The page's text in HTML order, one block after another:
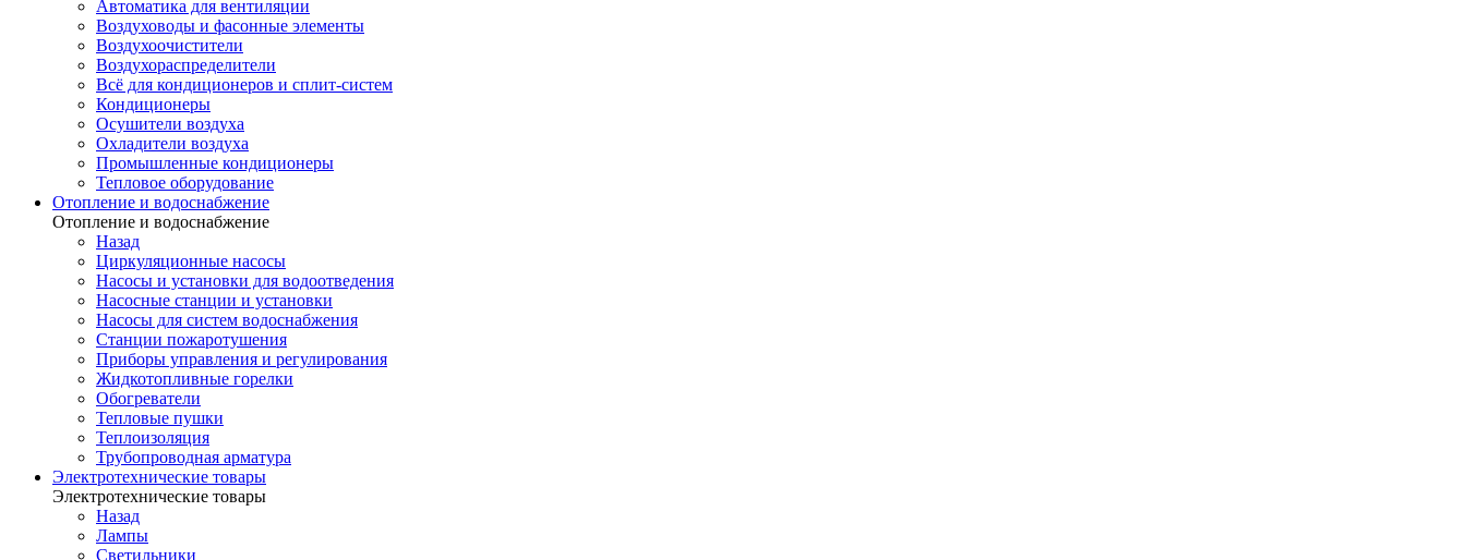
Автоматика для вентиляции
Воздуховоды и фасонные элементы
Воздухоочистители
Воздухораспределители
Всё для кондиционеров и сплит-систем
Кондиционеры
Осушители воздуха
Охладители воздуха
Промышленные кондиционеры
Тепловое оборудование
Отопление и водоснабжение
Отопление и водоснабжение
Назад
Циркуляционные насосы
Насосы и установки для водоотведения
Насосные станции и установки
Насосы для систем водоснабжения
Станции пожаротушения
Приборы управления и регулирования
Жидкотопливные горелки
Обогреватели
Тепловые пушки
Теплоизоляция
Трубопроводная арматура
Электротехнические товары
Электротехнические товары
Назад
Лампы
Светильники